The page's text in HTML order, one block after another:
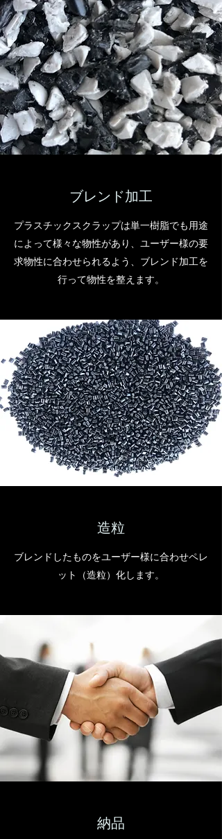
ブレンド加工
プラスチックスクラップは単一樹脂でも用途
によって様々な物性があり、​ユーザー様の要
求物性に合わせられるよう、ブレンド加工を
行って物性を整えます。
造粒
ブレンドしたものをユーザー様に合わせペレ
ット（造粒）化します。
​納品